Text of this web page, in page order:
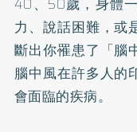
力、說話困難，或
斷出你罹患了「腦
腦中風在許多人的
會面臨的疾病。